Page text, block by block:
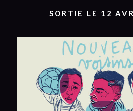
SORTIE LE 12